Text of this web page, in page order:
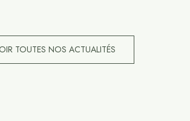
TOUTES NOS ACTUALITÉS